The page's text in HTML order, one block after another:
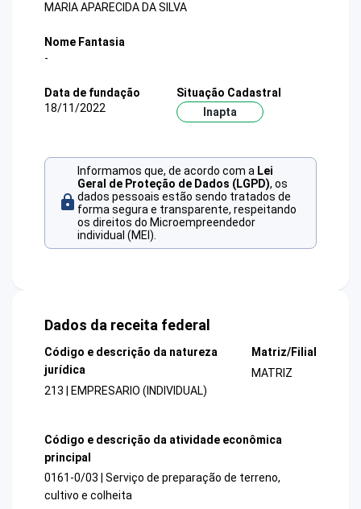
MARIA APARECIDA DA SILVA
Nome Fantasia
-
Data de fundação
18/11/2022
Situação Cadastral
Inapta
Informamos que, de acordo com a Lei
Geral de Proteção de Dados (LGPD), os
dados pessoais estão sendo tratados de
forma segura e transparente, respeitando
os direitos do Microempreendedor
individual (MEI).
Dados da receita federal
Código e descrição da natureza
jurídica
213 | EMPRESARIO (INDIVIDUAL)
Matriz/Filial
MATRIZ
Código e descrição da atividade econômica
principal
0161-0/03 | Serviço de preparação de terreno,
cultivo e colheita